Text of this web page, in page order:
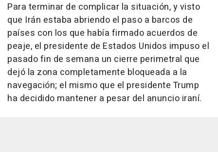
Para terminar de complicar la situación, y visto
que Irán estaba abriendo el paso a barcos de
países con los que había firmado acuerdos de
peaje, el presidente de Estados Unidos impuso el
pasado fin de semana un cierre perimetral que
dejó la zona completamente bloqueada a la
navegación; el mismo que el presidente Trump
ha decidido mantener a pesar del anuncio iraní.